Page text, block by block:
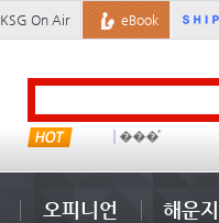
KSG On Air eBook
미국
오피니언 해운